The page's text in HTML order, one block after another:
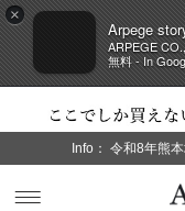
×
Arpege
ARPEGE
無料 - In
Info： 令和8年熊